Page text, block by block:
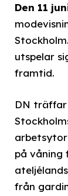
Den 11
utspelar
framtid.
DN träffar
på våning
från